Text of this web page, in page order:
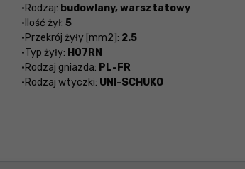
Rodzaj: budowlany, warsztatowy
Ilość żył: 5
Przekrój żyły [mm2]: 2.5
Typ żyły: H07RN
Rodzaj gniazda: PL-FR
Rodzaj wtyczki: UNI-SCHUKO